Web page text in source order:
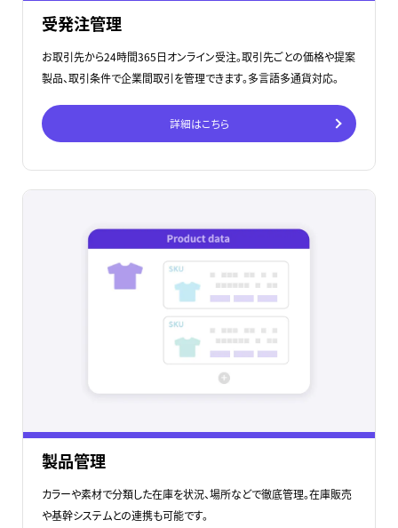
受発注管理
お取引先から24時間365日オンライン受注。取引先ごとの価格や提案
製品、取引条件で企業間取引を管理できます。多言語多通貨対応。
詳細はこちら
製品管理
カラーや素材で分類した在庫を状況、場所などで徹底管理。在庫販売
や基幹システムとの連携も可能です。